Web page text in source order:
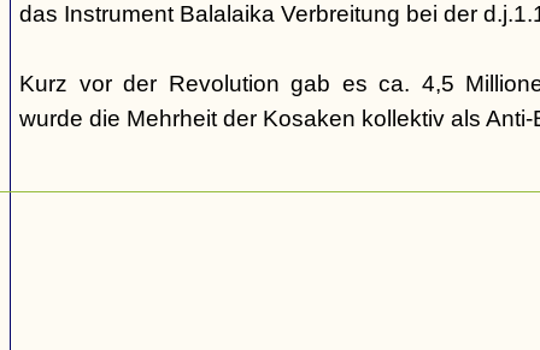
das Instrument Balalaika Verbreitung bei der
Kurz vor der Revolution gab es ca. 4,5
wurde die Mehrheit der Kosaken kollektiv als